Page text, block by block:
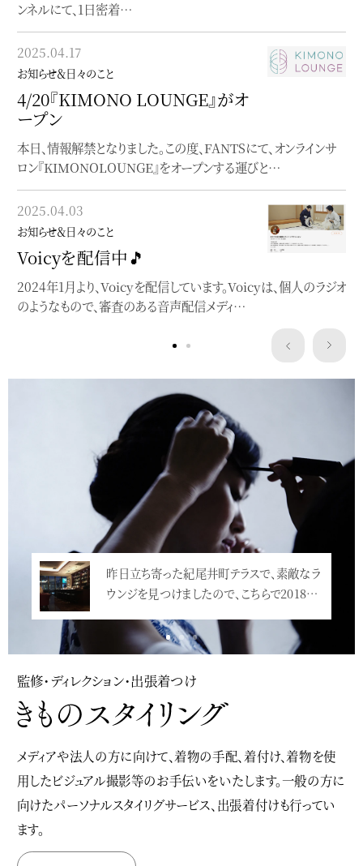
ンネルにて、1日密着…
2025.04.17
お知らせ＆日々のこと
4/20『KIMONO LOUNGE』がオ
ープン
本日、情報解禁となりました。この度、FANTSにて、オンラインサ
ロン『KIMONOLOUNGE』をオープンする運びと…
2025.04.03
お知らせ＆日々のこと
Voicyを配信中🎵
2024年1月より、Voicyを配信しています。Voicyは、個人のラジオ
のようなもので、審査のある音声配信メディ…
2023.01.31
お知らせ＆日々のこと
ポートフォリオを移転
作品やお仕事のポートフォリオをfolioへ
2023.01.10
お知らせ＆日々のこと
note始めました
blogとは違った角度でnoteを書いています
Service
監修・ディレクション・出張着つけ
メディアや法人の方に向けて、着物の手配、着付け、着物を使
用したビジュアル撮影等のお手伝いをいたします。一般の方に
向けたパーソナルスタイリグサービス、出張着付けも行ってい
ます。
昨日立ち寄った紀尾井町テラスで、素敵なラ
ウンジを見つけましたので、こちらで2018…